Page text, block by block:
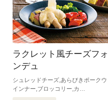
ラクレット風チーズフォ
ンデュ
シュレッドチーズ,あらびきポークウ
インナー,ブロッコリー,カ…